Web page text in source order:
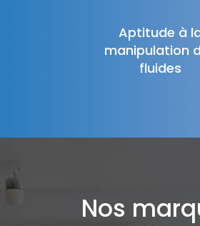
Aptitude à
manipulation
fluides
Nos